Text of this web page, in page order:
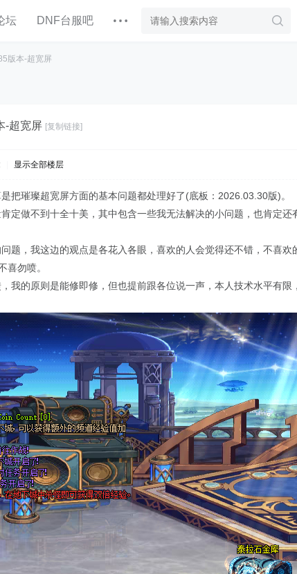
坛 DNF台服吧
版本-超宽屏
-超宽屏 [复制链接]
显示全部楼层
把璀璨超宽屏方面的基本问题都处理好了(底板：2026.03.30版)。
定做不到十全十美，其中包含一些我无法解决的小问题，也肯定
题，我这边的观点是各花入各眼，喜欢的人会觉得还不错，不喜
喜勿喷。
我的原则是能修即修，但也提前跟各位说一声，本人技术水平有限